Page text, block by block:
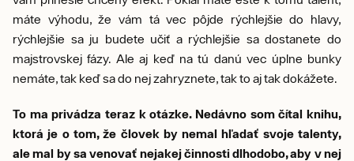
máte výhodu, že vám tá vec pôjde rýchlejšie do hlavy,
rýchlejšie sa ju budete učiť a rýchlejšie sa dostanete do
majstrovskej fázy. Ale aj keď na tú danú vec úplne bunky
nemáte, tak keď sa do nej zahryznete, tak to aj tak dokážete.
To ma privádza teraz k otázke. Nedávno som čítal knihu,
ktorá je o tom, že človek by nemal hľadať svoje talenty,
ale mal by sa venovať nejakej činnosti dlhodobo, aby v nej